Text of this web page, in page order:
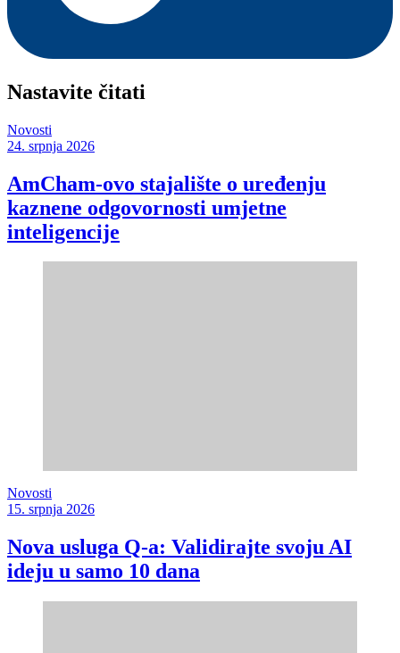
Nastavite čitati
Novosti
24. srpnja 2026
AmCham-ovo stajalište o uređenju
kaznene odgovornosti umjetne
inteligencije
Novosti
15. srpnja 2026
Nova usluga Q-a: Validirajte svoju AI
ideju u samo 10 dana